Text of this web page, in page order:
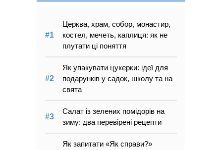
Церква, храм, собор, монастир,
костел, мечеть, каплиця: як не
плутати ці поняття
Як упакувати цукерки: ідеї для
подарунків у садок, школу та на
свята
Салат із зелених помідорів на
зиму: два перевірені рецепти
Як запитати «Як справи?»